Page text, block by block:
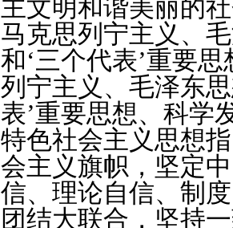
主文明和谐美丽的
马克思列宁主义、
和‘三个代表’重要
列宁主义、毛泽东
表’重要思想、科学
特色社会主义思想
会主义旗帜，坚定
信、理论自信、制
团结大联合，坚持